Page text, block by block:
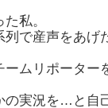
私。
で産声をあげ
ムリポーター
の実況を…と自